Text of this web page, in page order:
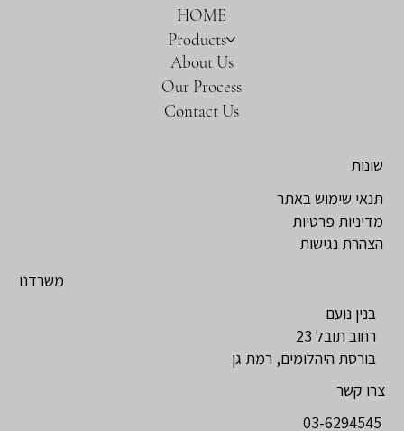
HOME
Products
About Us
Our Process
Contact Us
שונות
תנאי שימוש באתר
מדיניות פרטיות
הצהרת נגישות
משרדנו
בנין נועם
רחוב תובל 23
בורסת היהלומים, רמת גן
צרו קשר